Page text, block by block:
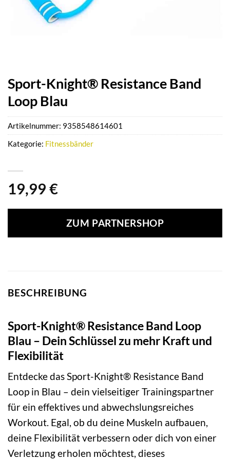
Sport-Knight® Resistance Band
Loop Blau
19,99 €
ZUM PARTNERSHOP
Artikelnummer: 9358548614601
Kategorie: Fitnessbänder
BESCHREIBUNG
Sport-Knight® Resistance Band Loop
Blau – Dein Schlüssel zu mehr Kraft und
Flexibilität
Entdecke das Sport-Knight® Resistance Band
Loop in Blau – dein vielseitiger Trainingspartner
für ein effektives und abwechslungsreiches
Workout. Egal, ob du deine Muskeln aufbauen,
deine Flexibilität verbessern oder dich von einer
Verletzung erholen möchtest, dieses